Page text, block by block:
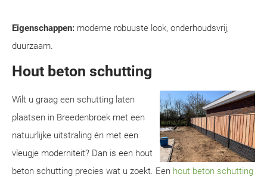
Eigenschappen: moderne robuuste look, onderhoudsvrij,
duurzaam.
Hout beton schutting
Wilt u graag een schutting laten
plaatsen in Breedenbroek met een
natuurlijke uitstraling én met een
vleugje moderniteit? Dan is een hout
beton schutting precies wat u zoekt. Een hout beton schutting